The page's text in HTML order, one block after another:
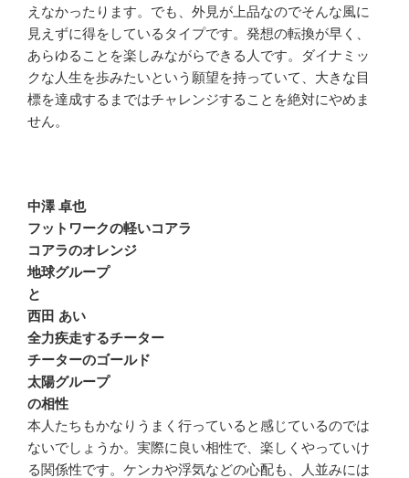
えなかったります。でも、外見が上品なのでそんな風に
見えずに得をしているタイプです。発想の転換が早く、
あらゆることを楽しみながらできる人です。ダイナミッ
クな人生を歩みたいという願望を持っていて、大きな目
標を達成するまではチャレンジすることを絶対にやめま
せん。
中澤 卓也
フットワークの軽いコアラ
コアラのオレンジ
地球グループ
と
西田 あい
全力疾走するチーター
チーターのゴールド
太陽グループ
の相性
本人たちもかなりうまく行っていると感じているのでは
ないでしょうか。実際に良い相性で、楽しくやっていけ
る関係性です。ケンカや浮気などの心配も、人並みには